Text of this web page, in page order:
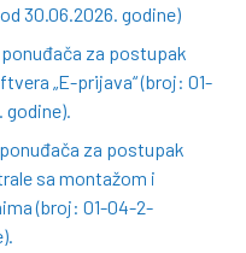
30.06.2026. godine)
za postupak
„E-prijava“ (broj: 01-
za postupak
sa montažom i
(broj: 01-04-2-